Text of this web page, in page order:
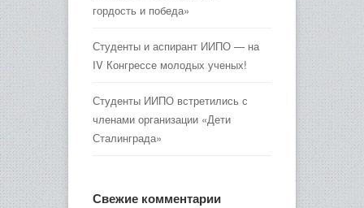
гордость и победа»
Студенты и аспирант ИИПО — на
IV Конгрессе молодых ученых!
Студенты ИИПО встретились с
членами организации «Дети
Сталинграда»
Свежие комментарии